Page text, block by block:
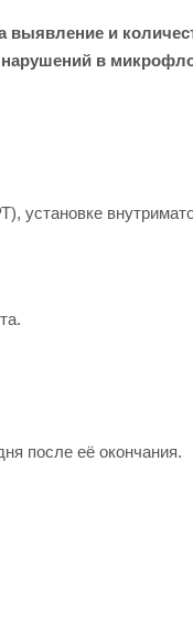
и
нарушений в
установке
после её окончания.